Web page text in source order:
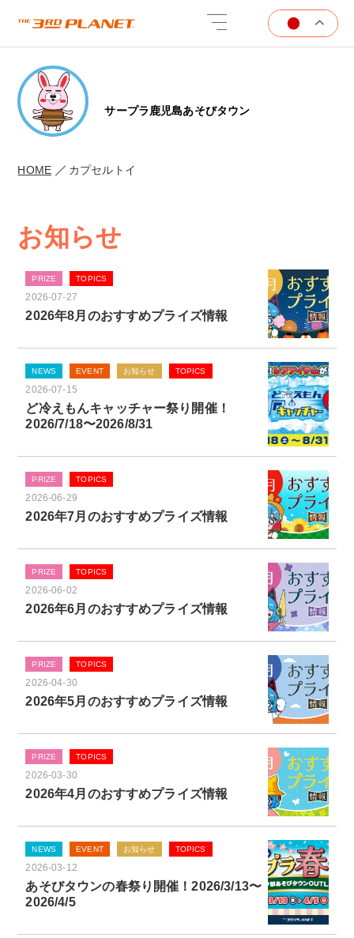
サープラ鹿児島あそびタウン
HOME カプセルトイ
お知らせ
PRIZE TOPICS
2026-07-27
2026年8月のおすすめプライズ情報
NEWS EVENT お知らせ TOPICS
2026-07-15
ど冷えもんキャッチャー祭り開催！
2026/7/18〜2026/8/31
PRIZE TOPICS
2026-06-29
2026年7月のおすすめプライズ情報
PRIZE TOPICS
2026-06-02
2026年6月のおすすめプライズ情報
PRIZE TOPICS
2026-04-30
2026年5月のおすすめプライズ情報
PRIZE TOPICS
2026-03-30
2026年4月のおすすめプライズ情報
NEWS EVENT お知らせ TOPICS
2026-03-12
あそびタウンの春祭り開催！2026/3/13〜
2026/4/5